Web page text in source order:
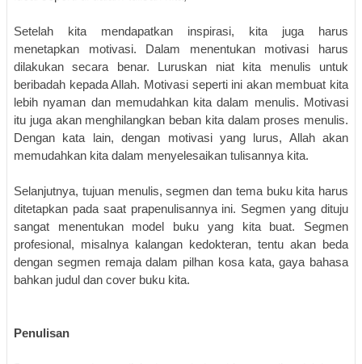
Setelah kita mendapatkan inspirasi, kita juga harus
menetapkan motivasi. Dalam menentukan motivasi harus
dilakukan secara benar. Luruskan niat kita menulis untuk
beribadah kepada Allah. Motivasi seperti ini akan membuat kita
lebih nyaman dan memudahkan kita dalam menulis. Motivasi
itu juga akan menghilangkan beban kita dalam proses menulis.
Dengan kata lain, dengan motivasi yang lurus, Allah akan
memudahkan kita dalam menyelesaikan tulisannya kita.
Selanjutnya, tujuan menulis, segmen dan tema buku kita harus
ditetapkan pada saat prapenulisannya ini. Segmen yang dituju
sangat menentukan model buku yang kita buat. Segmen
profesional, misalnya kalangan kedokteran, tentu akan beda
dengan segmen remaja dalam pilhan kosa kata, gaya bahasa
bahkan judul dan cover buku kita.
Penulisan